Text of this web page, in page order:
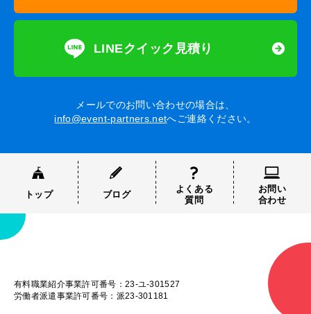
LINEクイック見積り
メールでのお問い合わせの場合は、
info@event-partners.netへご連絡ください。
トップ ブログ
よくある
質問
お問い
合わせ
有料職業紹介事業許可番号：23-ユ-301527
労働者派遣事業許可番号：派23-301181